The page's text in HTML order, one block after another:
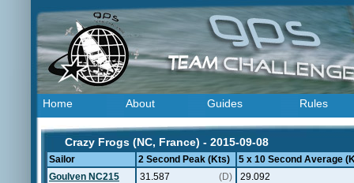
Home About Guides Rules
Crazy Frogs (NC, France) - 2015-09-08
Sailor 2 Second Peak (Kts)
5 x 10 Second Average
Goulven NC215
31.587 (D)
29.092